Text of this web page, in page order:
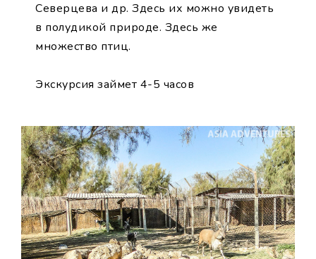
Северцева и др. Здесь их можно увидеть
в полудикой природе. Здесь же
множество птиц.
Экскурсия займет 4-5 часов